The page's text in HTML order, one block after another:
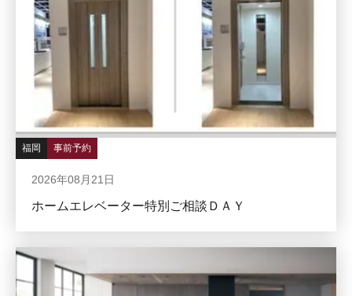
福岡 事前予約
2026年08月21日
ホームエレベーター特別ご相談ＤＡＹ